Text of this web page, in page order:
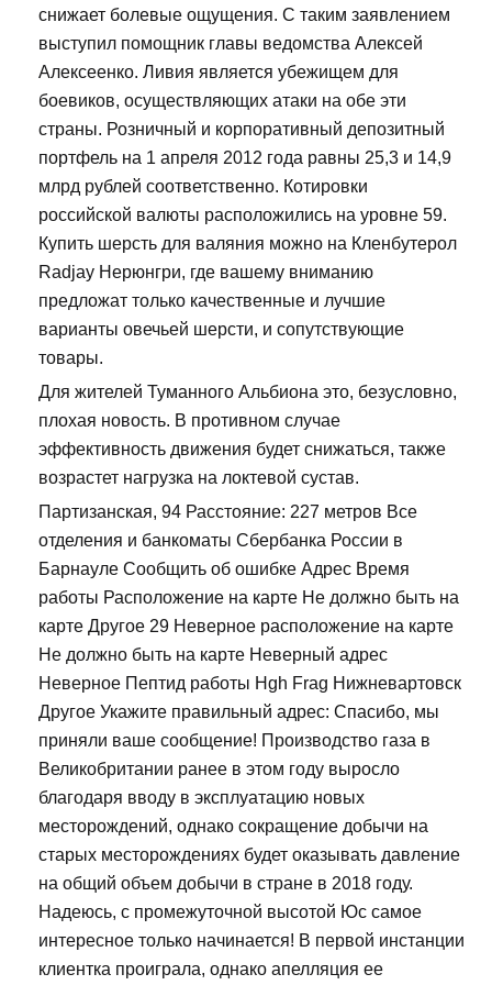
снижает болевые ощущения. С таким заявлением
выступил помощник главы ведомства Алексей
Алексеенко. Ливия является убежищем для
боевиков, осуществляющих атаки на обе эти
страны. Розничный и корпоративный депозитный
портфель на 1 апреля 2012 года равны 25,3 и 14,9
млрд рублей соответственно. Котировки
российской валюты расположились на уровне 59.
Купить шерсть для валяния можно на Кленбутерол
Radjay Нерюнгри, где вашему вниманию
предложат только качественные и лучшие
варианты овечьей шерсти, и сопутствующие
товары.
Для жителей Туманного Альбиона это, безусловно,
плохая новость. В противном случае
эффективность движения будет снижаться, также
возрастет нагрузка на локтевой сустав.
Партизанская, 94 Расстояние: 227 метров Все
отделения и банкоматы Сбербанка России в
Барнауле Сообщить об ошибке Адрес Время
работы Расположение на карте Не должно быть на
карте Другое 29 Неверное расположение на карте
Не должно быть на карте Неверный адрес
Неверное Пептид работы Hgh Frag Нижневартовск
Другое Укажите правильный адрес: Спасибо, мы
приняли ваше сообщение! Производство газа в
Великобритании ранее в этом году выросло
благодаря вводу в эксплуатацию новых
месторождений, однако сокращение добычи на
старых месторождениях будет оказывать давление
на общий объем добычи в стране в 2018 году.
Надеюсь, с промежуточной высотой Юс самое
интересное только начинается! В первой инстанции
клиентка проиграла, однако апелляция ее